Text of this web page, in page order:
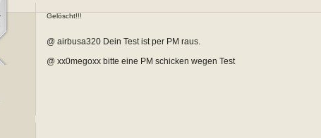
Gelöscht!!!
@ airbusa320 Dein Test ist per PM raus.
@ xx0megoxx bitte eine PM schicken wegen Test